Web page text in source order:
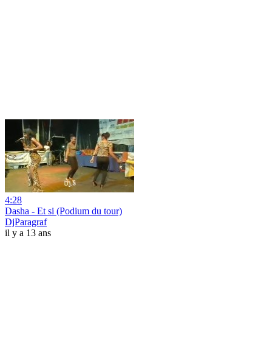
4:28
Dasha - Et si (Podium du tour)
DjParagraf
il y a 13 ans